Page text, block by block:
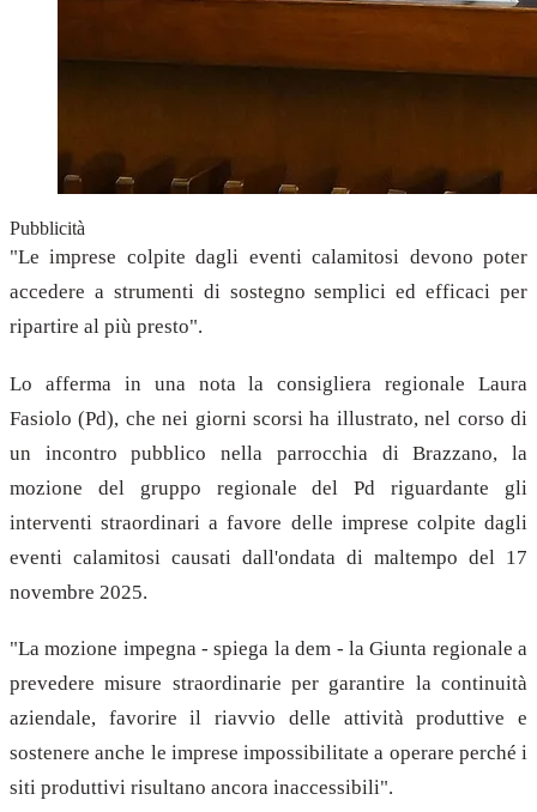
Pubblicità
"Le imprese colpite dagli eventi calamitosi devono poter
accedere a strumenti di sostegno semplici ed efficaci per
ripartire al più presto".
Lo afferma in una nota la consigliera regionale Laura
Fasiolo (Pd), che nei giorni scorsi ha illustrato, nel corso di
un incontro pubblico nella parrocchia di Brazzano, la
mozione del gruppo regionale del Pd riguardante gli
interventi straordinari a favore delle imprese colpite dagli
eventi calamitosi causati dall'ondata di maltempo del 17
novembre 2025.
"La mozione impegna - spiega la dem - la Giunta regionale a
prevedere misure straordinarie per garantire la continuità
aziendale, favorire il riavvio delle attività produttive e
sostenere anche le imprese impossibilitate a operare perché i
siti produttivi risultano ancora inaccessibili".